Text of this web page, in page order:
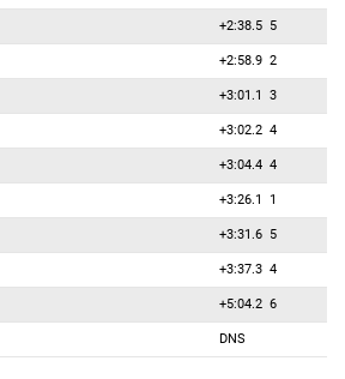
+2:38.5 5
+2:58.9 2
+3:01.1 3
+3:02.2 4
+3:04.4 4
+3:26.1 1
+3:31.6 5
+3:37.3 4
+5:04.2 6
DNS